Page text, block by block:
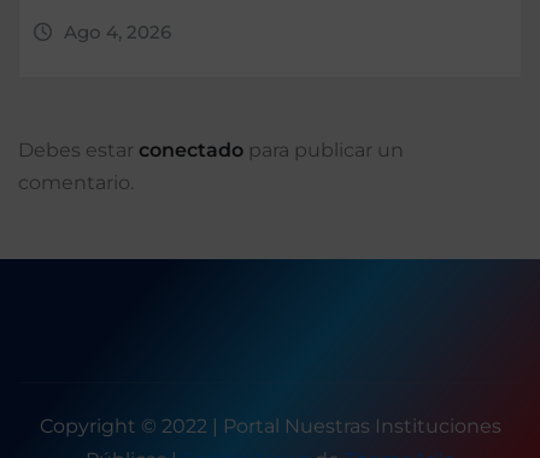
Ago 4, 2026
Debes estar conectado para publicar un
comentario.
Copyright © 2022 | Portal Nuestras Instituciones